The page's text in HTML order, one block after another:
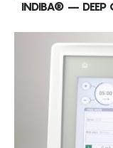
INDIBA® – DEEP